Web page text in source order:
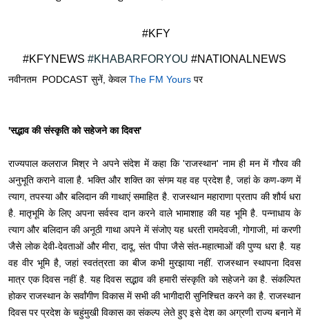
#KFY
#KFYNEWS #KHABARFORYOU #NATIONALNEWS
नवीनतम PODCAST सुनें, केवलThe FM Yours पर
'सद्भाव की संस्कृति को सहेजने का दिवस'
राज्यपाल कलराज मिश्र ने अपने संदेश में कहा कि 'राजस्थान' नाम ही मन में गौरव की
अनुभूति कराने वाला है. भक्ति और शक्ति का संगम यह वह प्रदेश है, जहां के कण-कण में
त्याग, तपस्या और बलिदान की गाथाएं समाहित है. राजस्थान महाराणा प्रताप की शौर्य धरा
है. मातृभूमि के लिए अपना सर्वस्व दान करने वाले भामाशाह की यह भूमि है. पन्नाधाय के
त्याग और बलिदान की अनूठी गाथा अपने में संजोए यह धरती रामदेवजी, गोगाजी, मां करणी
जैसे लोक देवी-देवताओं और मीरा, दादू, संत पीपा जैसे संत-महात्माओं की पुण्य धरा है. यह
वह वीर भूमि है, जहां स्वतंत्रता का बीज कभी मुरझाया नहीं. राजस्थान स्थापना दिवस
मात्र एक दिवस नहीं है. यह दिवस सद्भाव की हमारी संस्कृति को सहेजने का है. संकल्पित
होकर राजस्थान के सर्वांगीण विकास में सभी की भागीदारी सुनिश्चित करने का है. राजस्थान
दिवस पर प्रदेश के चहुंमुखी विकास का संकल्प लेते हुए इसे देश का अग्रणी राज्य बनाने में